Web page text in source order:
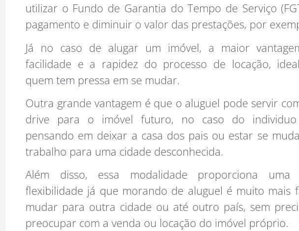
utilizar o Fundo de Garantia do Tempo de Serviço
pagamento e diminuir o valor das prestações, por
Já no caso de alugar um imóvel, a maior
facilidade e a rapidez do processo de locação,
quem tem pressa em se mudar.
Outra grande vantagem é que o aluguel pode servir
drive para o imóvel futuro, no caso do
pensando em deixar a casa dos pais ou estar se
trabalho para uma cidade desconhecida.
Além disso, essa modalidade proporciona uma
flexibilidade já que morando de aluguel é muito mais
mudar para outra cidade ou até outro país, sem
preocupar com a venda ou locação do imóvel próprio.